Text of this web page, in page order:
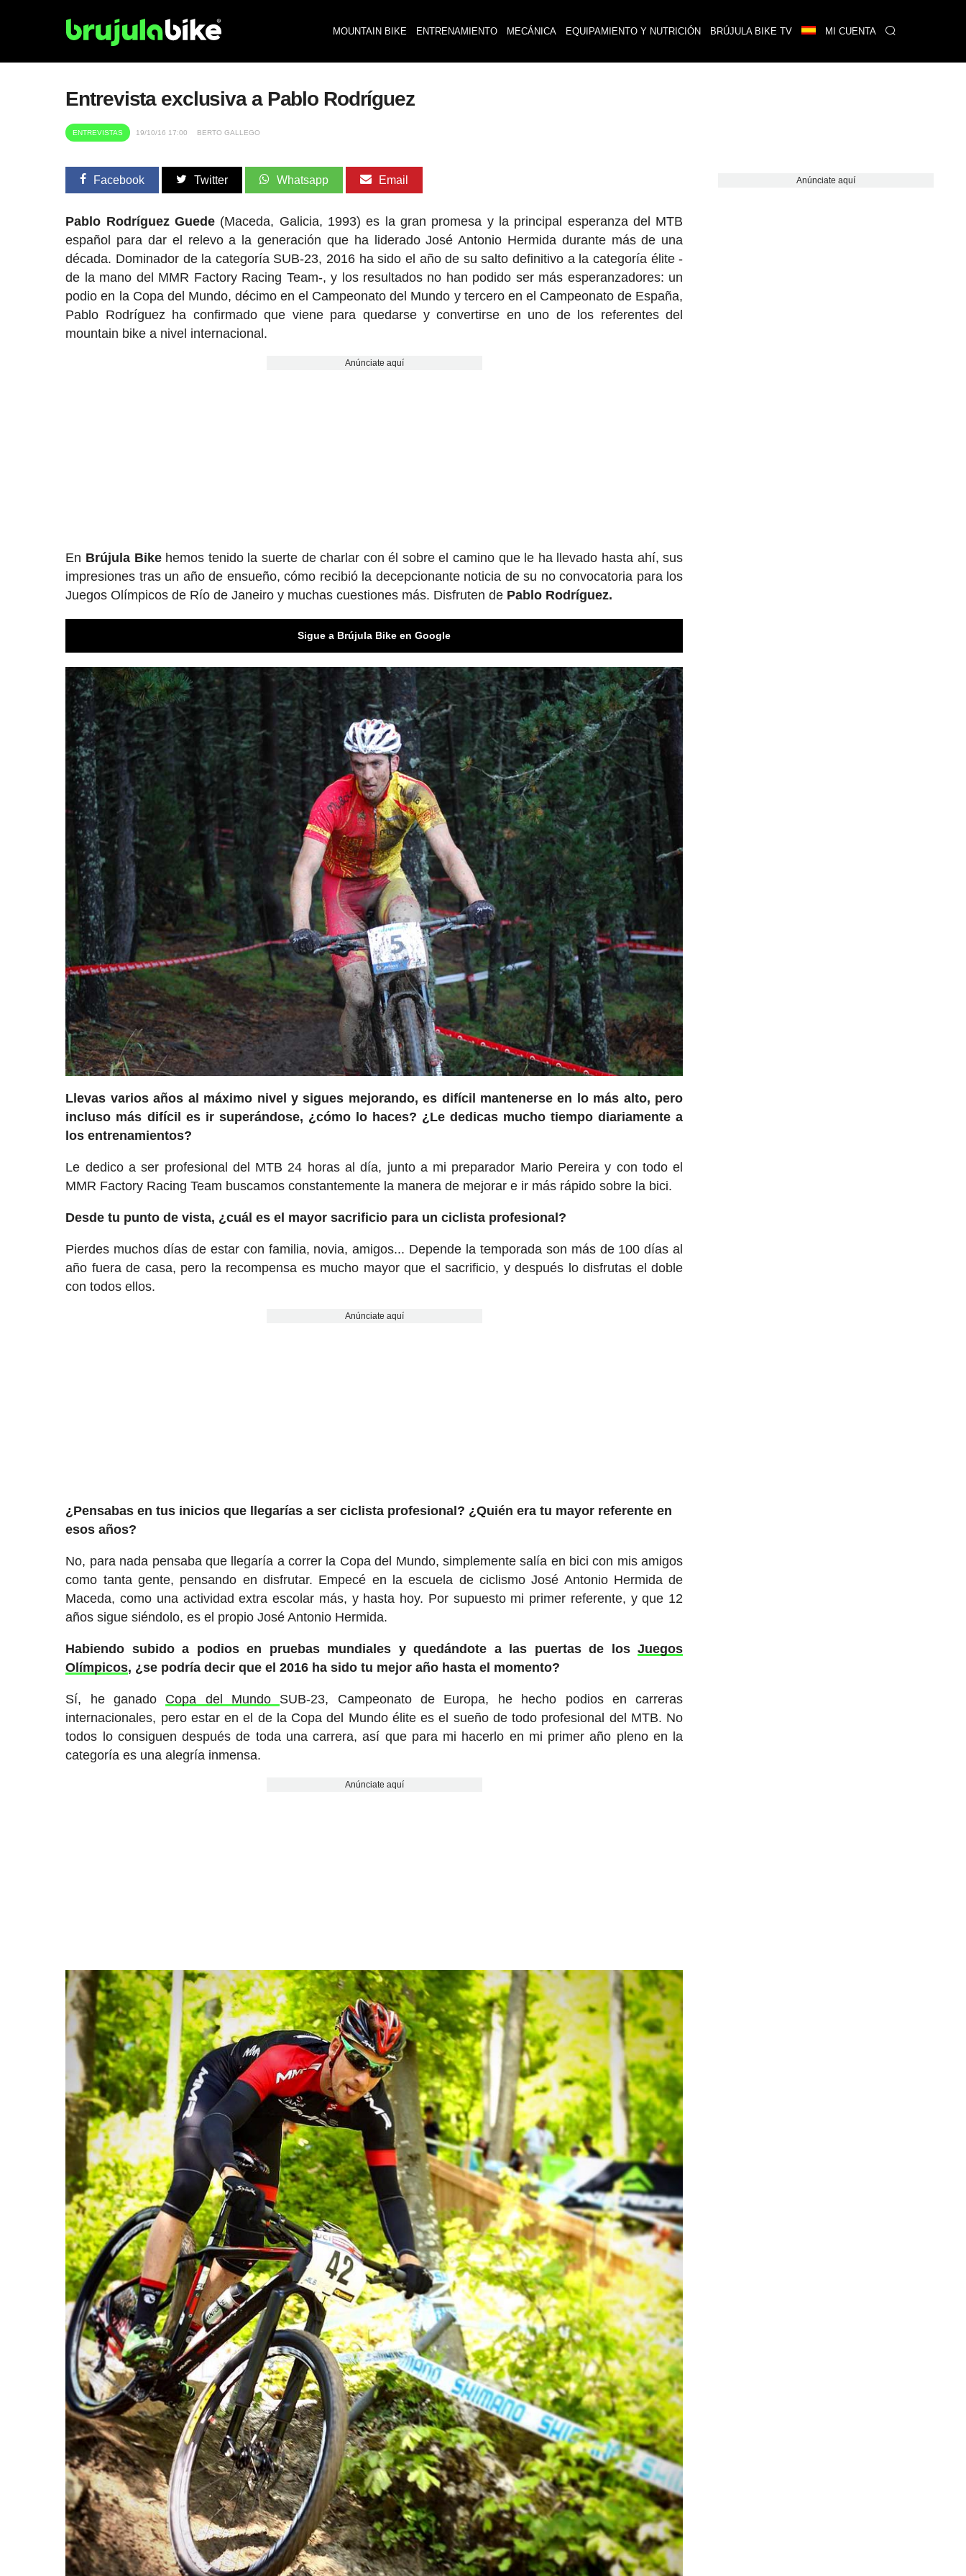
MOUNTAIN BIKE ENTRENAMIENTO MECÁNICA EQUIPAMIENTO Y NUTRICIÓN BRÚJULA BIKE TV MI CUENTA
Entrevista exclusiva a Pablo Rodríguez
ENTREVISTAS 19/10/16 17:00 BERTO GALLEGO
Facebook Twitter Whatsapp Email
Pablo Rodríguez Guede (Maceda, Galicia, 1993) es la gran promesa y la principal esperanza del MTB
español para dar el relevo a la generación que ha liderado José Antonio Hermida durante más de una
década. Dominador de la categoría SUB-23, 2016 ha sido el año de su salto definitivo a la categoría élite -
de la mano del MMR Factory Racing Team-, y los resultados no han podido ser más esperanzadores: un
podio en la Copa del Mundo, décimo en el Campeonato del Mundo y tercero en el Campeonato de España,
Pablo Rodríguez ha confirmado que viene para quedarse y convertirse en uno de los referentes del
mountain bike a nivel internacional.
Anúnciate aquí
En Brújula Bikehemos tenido la suerte de charlar con él sobre el camino que le ha llevado hasta ahí, sus
impresiones tras un año de ensueño, cómo recibió la decepcionante noticia de su no convocatoria para los
Juegos Olímpicos de Río de Janeiro y muchas cuestiones más. Disfruten de Pablo Rodríguez.
Sigue a Brújula Bike en Google
Llevas varios años al máximo nivel y sigues mejorando, es difícil mantenerse en lo más alto, pero
incluso más difícil es ir superándose, ¿cómo lo haces? ¿Le dedicas mucho tiempo diariamente a
los entrenamientos?
Le dedico a ser profesional del MTB 24 horas al día, junto a mi preparador Mario Pereira y con todo el
MMR Factory Racing Team buscamos constantemente la manera de mejorar e ir más rápido sobre la bici.
Desde tu punto de vista, ¿cuál es el mayor sacrificio para un ciclista profesional?
Pierdes muchos días de estar con familia, novia, amigos... Depende la temporada son más de 100 días al
año fuera de casa, pero la recompensa es mucho mayor que el sacrificio, y después lo disfrutas el doble
con todos ellos.
Anúnciate aquí
¿Pensabas en tus inicios que llegarías a ser ciclista profesional? ¿Quién era tu mayor referente en
esos años?
No, para nada pensaba que llegaría a correr la Copa del Mundo, simplemente salía en bici con mis amigos
como tanta gente, pensando en disfrutar. Empecé en la escuela de ciclismo José Antonio Hermida de
Maceda, como una actividad extra escolar más, y hasta hoy. Por supuesto mi primer referente, y que 12
años sigue siéndolo, es el propio José Antonio Hermida.
Habiendo subido a podios en pruebas mundiales y quedándote a las puertas de losJuegos
Olímpicos, ¿se podría decir que el 2016 ha sido tu mejor año hasta el momento?
Sí, he ganado Copa del Mundo SUB-23, Campeonato de Europa, he hecho podios en carreras
internacionales, pero estar en el de la Copa del Mundo élite es el sueño de todo profesional del MTB. No
todos lo consiguen después de toda una carrera, así que para mi hacerlo en mi primer año pleno en la
categoría es una alegría inmensa.
Anúnciate aquí
Anúnciate aquí